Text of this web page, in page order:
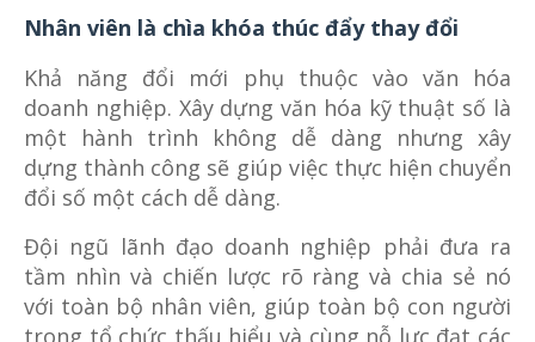
Nhân viên là chìa khóa thúc đẩy thay đổi
Khả năng đổi mới phụ thuộc vào văn hóa
doanh nghiệp. Xây dựng văn hóa kỹ thuật số là
một hành trình không dễ dàng nhưng xây
dựng thành công sẽ giúp việc thực hiện chuyển
đổi số một cách dễ dàng.
Đội ngũ lãnh đạo doanh nghiệp phải đưa ra
tầm nhìn và chiến lược rõ ràng và chia sẻ nó
với toàn bộ nhân viên, giúp toàn bộ con người